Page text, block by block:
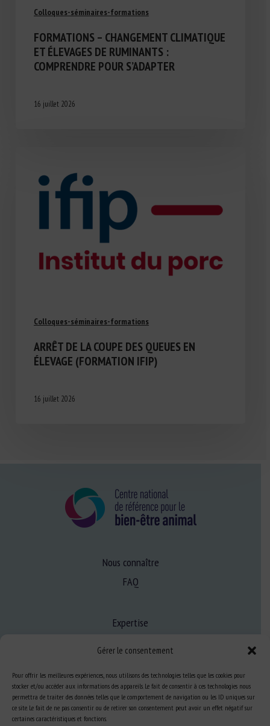
Gérer le consentement
Pour offrir les meilleures expériences, nous utilisons des technologies telles que les cookies pour
stocker et/ou accéder aux informations des appareils. Le fait de consentir à ces technologies nous
permettra de traiter des données telles que le comportement de navigation ou les ID uniques sur
ce site. Le fait de ne pas consentir ou de retirer son consentement peut avoir un effet négatif sur
certaines caractéristiques et fonctions.
Colloques-séminaires-formations
FORMATIONS – CHANGEMENT CLIMATIQUE
ET ÉLEVAGES DE RUMINANTS :
COMPRENDRE POUR S’ADAPTER
16 juillet 2026
Colloques-séminaires-formations
ARRÊT DE LA COUPE DES QUEUES EN
ÉLEVAGE (FORMATION IFIP)
16 juillet 2026
Nous connaître
FAQ
Expertise
Ressources